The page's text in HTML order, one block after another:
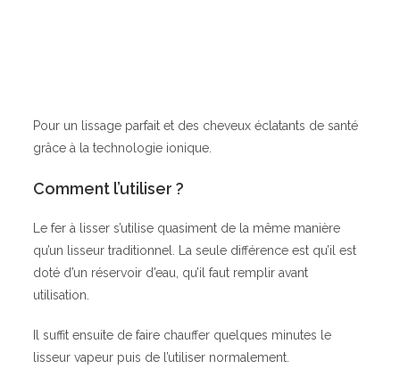
Pour un lissage parfait et des cheveux éclatants de santé
grâce à la technologie ionique.
Comment l’utiliser ?
Le fer à lisser s’utilise quasiment de la même manière
qu’un lisseur traditionnel. La seule différence est qu’il est
doté d’un réservoir d’eau, qu’il faut remplir avant
utilisation.
Il suffit ensuite de faire chauffer quelques minutes le
lisseur vapeur puis de l’utiliser normalement.